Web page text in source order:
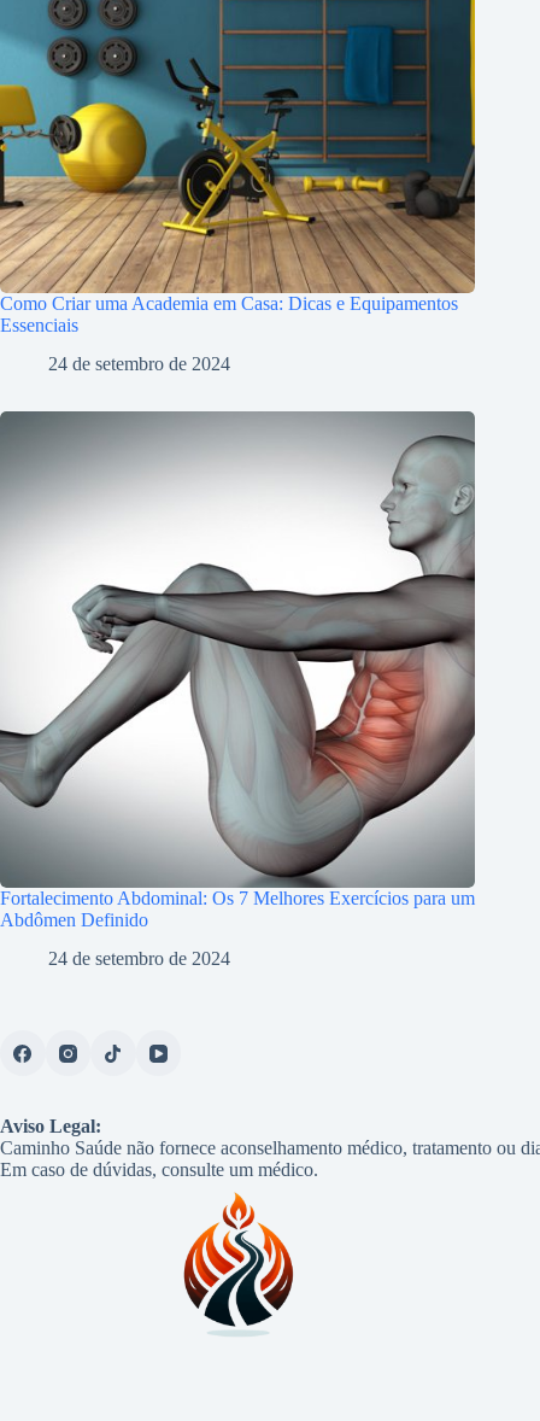
Como Criar uma Academia em Casa: Dicas e Equipamentos
Essenciais
24 de setembro de 2024
Fortalecimento Abdominal: Os 7 Melhores Exercícios para um
Abdômen Definido
24 de setembro de 2024
Aviso Legal:
Caminho Saúde não fornece aconselhamento médico, tratamento ou
Em caso de dúvidas, consulte um médico.